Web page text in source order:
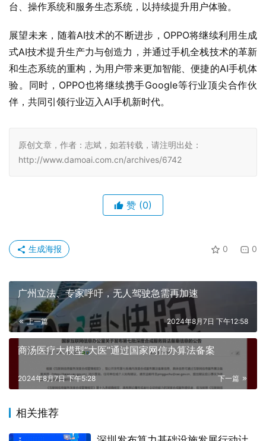
台、操作系统和服务生态系统，以持续提升用户体验。
展望未来，随着AI技术的不断进步，OPPO将继续利用生成
式AI技术提升生产力与创造力，并通过手机全栈技术的革新
和生态系统的重构，为用户带来更加智能、便捷的AI手机体
验。同时，OPPO也将继续携手Google等行业顶尖合作伙
伴，共同引领行业迈入AI手机新时代。
原创文章，作者：志斌，如若转载，请注明出处：
http://www.damoai.com.cn/archives/6742
赞 (0)
0 0
生成海报
广州立法、专家呼吁，无人驾驶急需再加速
上一篇 2024年8月7日 下午12:58
商汤医疗大模型“大医”通过国家网信办算法备案
下一篇
2024年8月7日 下午5:28
相关推荐